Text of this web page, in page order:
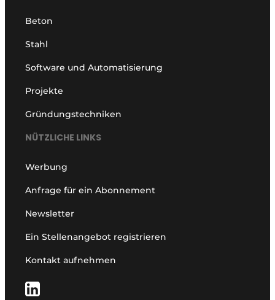
Beton
Stahl
Software und Automatisierung
Projekte
Gründungstechniken
NÜTZLICHE LINKS
Werbung
Anfrage für ein Abonnement
Newsletter
Ein Stellenangebot registrieren
Kontakt aufnehmen